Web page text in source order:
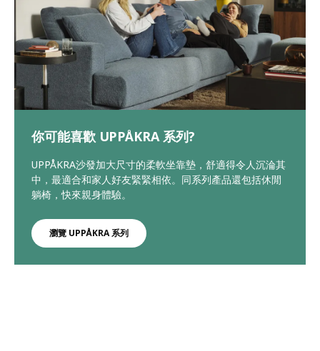
你可能喜歡 UPPÅKRA 系列?
UPPÅKRA沙發加大尺寸的柔軟坐靠墊，舒適得令人沉淪其
中，最適合和家人好友緊緊相依。同系列產品還包括休閒
躺椅，快來親身體驗。
瀏覽 UPPÅKRA 系列